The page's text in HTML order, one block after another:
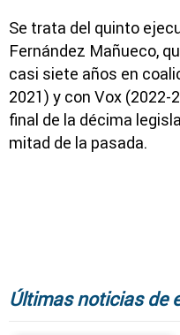
Se trata del quinto
Fernández Mañueco,
casi siete años en
2021) y con Vox
final de la décima
mitad de la pasada.
Últimas noticias de